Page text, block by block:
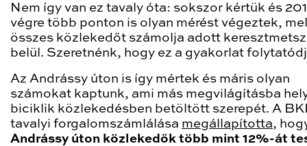
Nem így van ez tavaly óta: sokszor kértük és
végre több ponton is olyan mérést végeztek,
összes közlekedőt számolja adott
belül. Szeretnénk, hogy ez a gyakorlat
Az Andrássy úton is így mértek és máris olyan
számokat kaptunk, ami más megvilágításba
biciklik közlekedésben betöltött szerepét. A
tavalyi forgalomszámlálása megállapította,
Andrássy úton közlekedők több mint 12%-át